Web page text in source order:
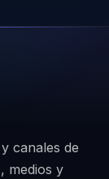
canales de
medios y